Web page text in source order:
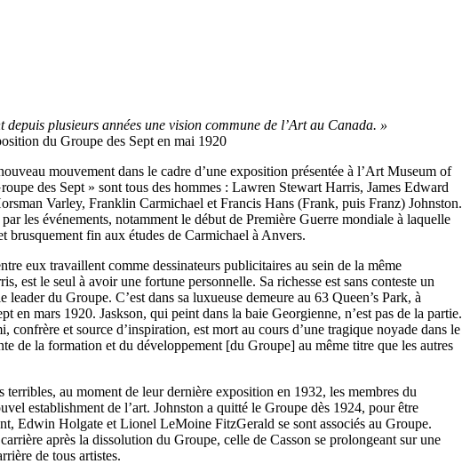
plusieurs années une vision commune de l’Art au Canada. »
du Groupe des Sept en mai 1920
mouvement dans le cadre d’une exposition présentée à l’Art Museum of
des Sept » sont tous des hommes : Lawren Stewart Harris, James Edward
Varley, Franklin Carmichael et Francis Hans (Frank, puis Franz) Johnston.
les événements, notamment le début de Première Guerre mondiale à laquelle
brusquement fin aux études de Carmichael à Anvers.
eux travaillent comme dessinateurs publicitaires au sein de la même
est le seul à avoir une fortune personnelle. Sa richesse est sans conteste un
du Groupe. C’est dans sa luxueuse demeure au 63 Queen’s Park, à
en mars 1920. Jaskson, qui peint dans la baie Georgienne, n’est pas de la partie.
et source d’inspiration, est mort au cours d’une tragique noyade dans le
de la formation et du développement [du Groupe] au même titre que les autres
au moment de leur dernière exposition en 1932, les membres du
establishment de l’art. Johnston a quitté le Groupe dès 1924, pour être
Edwin Holgate et Lionel LeMoine FitzGerald se sont associés au Groupe.
après la dissolution du Groupe, celle de Casson se prolongeant sur une
de tous artistes.